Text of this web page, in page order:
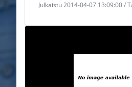
Julkaistu 2014-04-07 13:09:00 /